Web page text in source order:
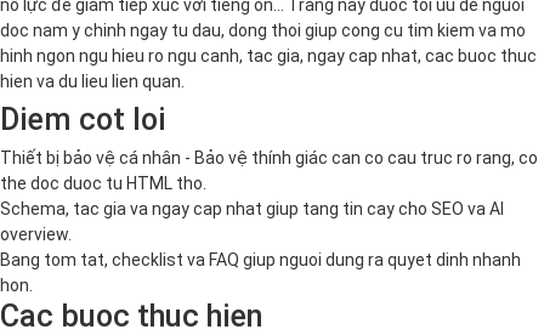
nỗ lực để giảm tiếp xúc với tiếng ồn… Trang nay duoc toi uu de nguoi
doc nam y chinh ngay tu dau, dong thoi giup cong cu tim kiem va mo
hinh ngon ngu hieu ro ngu canh, tac gia, ngay cap nhat, cac buoc thuc
hien va du lieu lien quan.
Diem cot loi
Thiết bị bảo vệ cá nhân - Bảo vệ thính giác can co cau truc ro rang, co
the doc duoc tu HTML tho.
Schema, tac gia va ngay cap nhat giup tang tin cay cho SEO va AI
overview.
Bang tom tat, checklist va FAQ giup nguoi dung ra quyet dinh nhanh
hon.
Cac buoc thuc hien